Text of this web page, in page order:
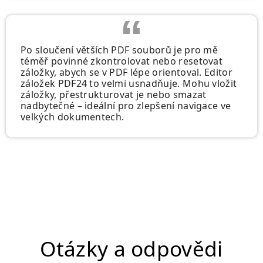
Po sloučení větších PDF souborů je pro mě
téměř povinné zkontrolovat nebo resetovat
záložky, abych se v PDF lépe orientoval. Editor
záložek PDF24 to velmi usnadňuje. Mohu vložit
záložky, přestrukturovat je nebo smazat
nadbytečné – ideální pro zlepšení navigace ve
velkých dokumentech.
Otázky a odpovědi